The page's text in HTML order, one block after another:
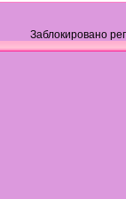
Заблокировано